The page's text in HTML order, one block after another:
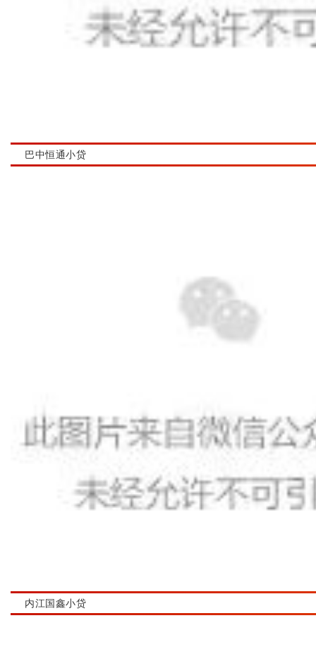
巴中恒通小贷
内江国鑫小贷